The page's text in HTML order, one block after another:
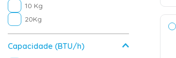
10 Kg
20Kg
Capacidade (BTU/h)